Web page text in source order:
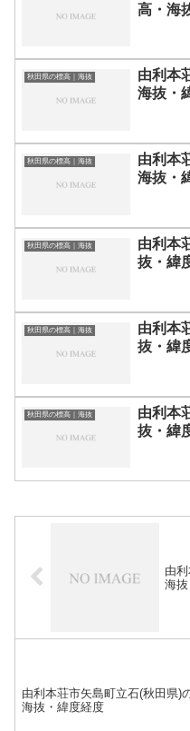
高・海
秋田県の標高｜海抜
由利本
海抜・
秋田県の標高｜海抜
由利本
海抜・
秋田県の標高｜海抜
由利本
抜・緯
秋田県の標高｜海抜
由利本
抜・緯
秋田県の標高｜海抜
由利本
抜・緯
由
海
由利本荘市矢島町立石(秋田県)
海抜・緯度経度